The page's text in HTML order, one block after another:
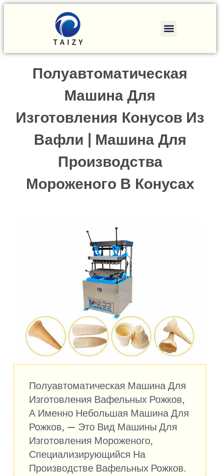
Полуавтоматическая
Машина Для
Изготовления Конусов Из
Вафли | Машина Для
Производства
Мороженого В Конусах
Полуавтоматическая Машина Для
Изготовления Вафельных Рожков,
А Именно Небольшая Машина Для
Рожков, — Это Вид Машины Для
Изготовления Мороженого,
Специализирующийся На
Производстве Вафельных Рожков.